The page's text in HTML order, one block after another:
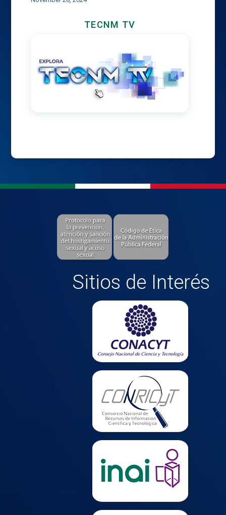
TECNM TV
Sitios de Interés